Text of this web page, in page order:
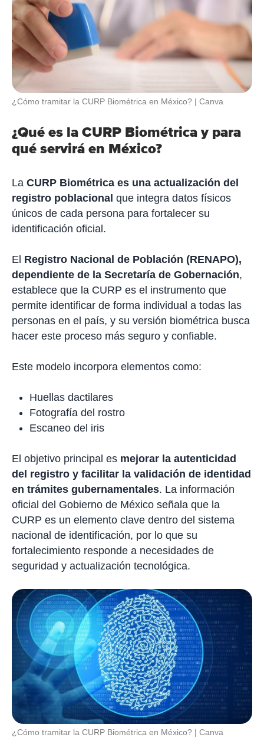
¿Cómo tramitar la CURP Biométrica en México? Canva
¿Qué es la CURP Biométrica y para
qué servirá en México?
La CURP Biométrica es una actualización del
registro poblacional que integra datos físicos
únicos de cada persona para fortalecer su
identificación oficial.
El Registro Nacional de Población (RENAPO),
dependiente de la Secretaría de Gobernación,
establece que la CURP es el instrumento que
permite identificar de forma individual a todas las
personas en el país, y su versión biométrica busca
hacer este proceso más seguro y confiable.
Este modelo incorpora elementos como:
Huellas dactilares
Fotografía del rostro
Escaneo del iris
El objetivo principal es mejorar la autenticidad
del registro y facilitar la validación de identidad
en trámites gubernamentales. La información
oficial del Gobierno de México señala que la
CURP es un elemento clave dentro del sistema
nacional de identificación, por lo que su
fortalecimiento responde a necesidades de
seguridad y actualización tecnológica.
¿Cómo tramitar la CURP Biométrica en México? Canva